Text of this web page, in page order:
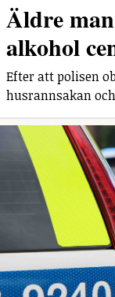
Äldre
alkohol
Efter att polisen
husrannsakan